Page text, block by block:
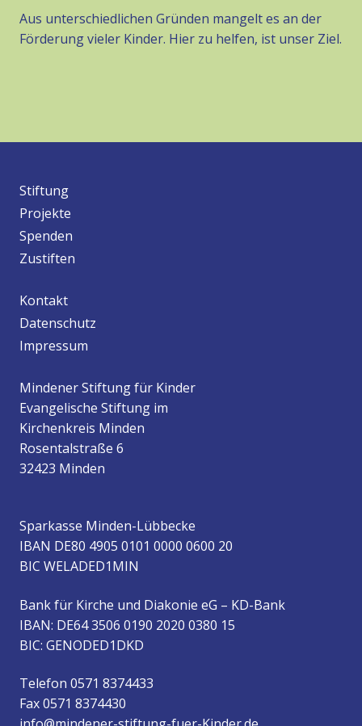
Aus unterschiedlichen Gründen mangelt es an der
Förderung vieler Kinder. Hier zu helfen, ist unser Ziel.
Stiftung
Projekte
Spenden
Zustiften
Kontakt
Datenschutz
Impressum
Mindener Stiftung für Kinder
Evangelische Stiftung im
Kirchenkreis Minden
Rosentalstraße 6
32423 Minden
Sparkasse Minden-Lübbecke
IBAN DE80 4905 0101 0000 0600 20
BIC WELADED1MIN
Bank für Kirche und Diakonie eG – KD-Bank
IBAN: DE64 3506 0190 2020 0380 15
BIC: GENODED1DKD
Telefon 0571 8374433
Fax 0571 8374430